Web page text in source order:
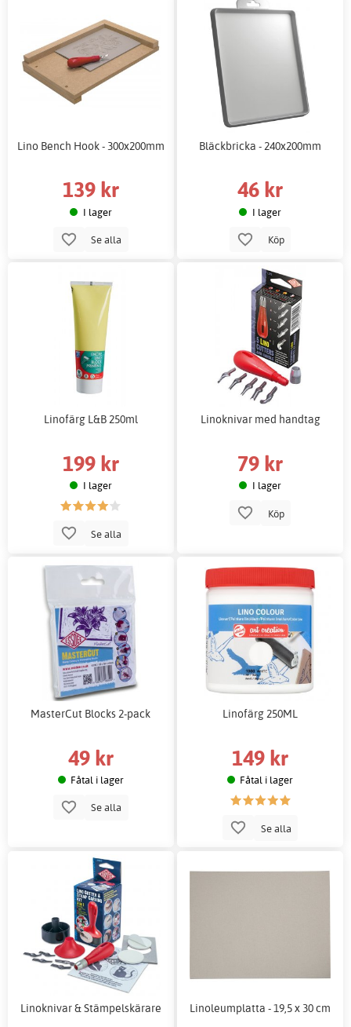
Lino Bench Hook - 300x200mm
139 kr
I lager
Se alla
Bläckbricka - 240x200mm
46 kr
I lager
Köp
Linofärg L&B 250ml
199 kr
I lager
Se alla
Linoknivar med handtag
79 kr
I lager
Köp
MasterCut Blocks 2-pack
49 kr
Fåtal i lager
Se alla
Linofärg 250ML
149 kr
Fåtal i lager
Se alla
Linoknivar & Stämpelskärare Linoleumplatta - 19,5 x 30 cm